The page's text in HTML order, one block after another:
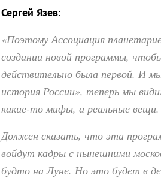
Сергей Язев:
«Поэтому Ассоциация
создании новой программы,
действительно была первой. И
история России», теперь мы
какие-то мифы, а реальные вещи.
Должен сказать, что эта
войдут кадры с нынешними
будто на Луне. Но это будет в